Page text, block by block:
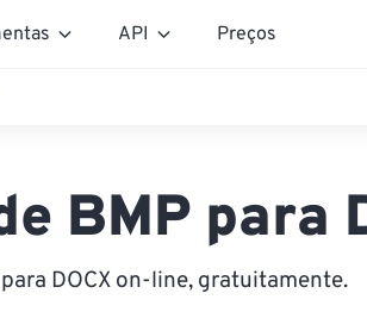
API Preços
BMP para
DOCX on-line, gratuitamente.